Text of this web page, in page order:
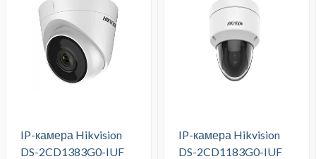
IP-камера Hikvision
DS-2CD1383G0-IUF
IP-камера Hikvision
DS-2CD1183G0-IUF